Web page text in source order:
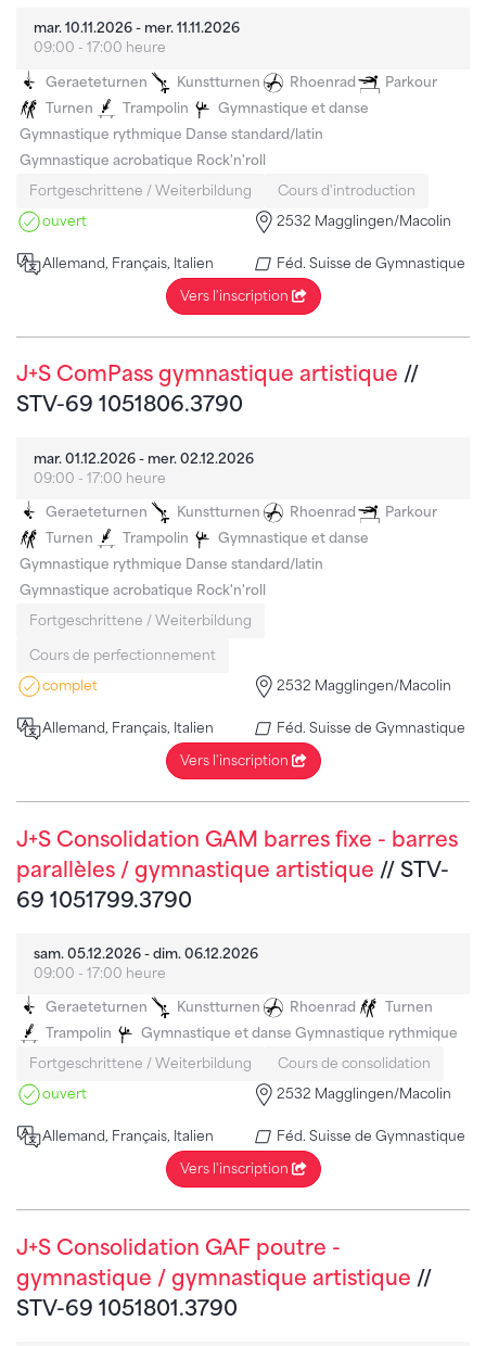
mar. 10.11.2026 - mer. 11.11.2026
09:00 - 17:00 heure
Geraeteturnen Kunstturnen Rhoenrad
Parkour
Turnen
Trampolin
Gymnastique et danse
Gymnastique rythmique Danse standard/latin
Gymnastique acrobatique Rock'n'roll
Fortgeschrittene / Weiterbildung
Cours d'introduction
ouvert
2532 Magglingen/Macolin
Allemand, Français, Italien
Féd. Suisse de Gymnastique
Vers l'inscription
J+S ComPass gymnastique artistique //
STV-69 1051806.3790
mar. 01.12.2026 - mer. 02.12.2026
09:00 - 17:00 heure
Geraeteturnen Kunstturnen Rhoenrad
Parkour
Turnen
Trampolin
Gymnastique et danse
Gymnastique rythmique Danse standard/latin
Gymnastique acrobatique Rock'n'roll
Fortgeschrittene / Weiterbildung
Cours de perfectionnement
complet
2532 Magglingen/Macolin
Allemand, Français, Italien
Féd. Suisse de Gymnastique
Vers l'inscription
J+S Consolidation GAM barres fixe - barres
parallèles / gymnastique artistique // STV-
69 1051799.3790
sam. 05.12.2026 - dim. 06.12.2026
09:00 - 17:00 heure
Geraeteturnen Kunstturnen Rhoenrad
Turnen
Trampolin
Gymnastique et danse Gymnastique rythmique
Fortgeschrittene / Weiterbildung
Cours de consolidation
ouvert
2532 Magglingen/Macolin
Allemand, Français, Italien
Féd. Suisse de Gymnastique
Vers l'inscription
J+S Consolidation GAF poutre -
gymnastique / gymnastique artistique //
STV-69 1051801.3790